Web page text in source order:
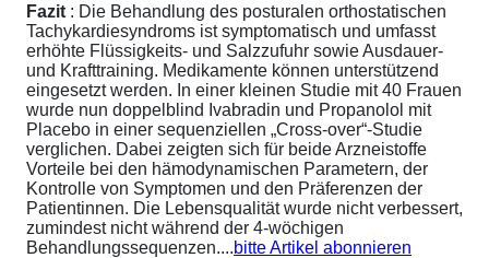
Fazit : Die Behandlung des posturalen orthostatischen
Tachykardiesyndroms ist symptomatisch und umfasst
erhöhte Flüssigkeits- und Salzzufuhr sowie Ausdauer-
und Krafttraining. Medikamente können unterstützend
eingesetzt werden. In einer kleinen Studie mit 40 Frauen
wurde nun doppelblind Ivabradin und Propanolol mit
Placebo in einer sequenziellen „Cross-over“-Studie
verglichen. Dabei zeigten sich für beide Arzneistoffe
Vorteile bei den hämodynamischen Parametern, der
Kontrolle von Symptomen und den Präferenzen der
Patientinnen. Die Lebensqualität wurde nicht verbessert,
zumindest nicht während der 4-wöchigen
Behandlungssequenzen....bitte Artikel abonnieren